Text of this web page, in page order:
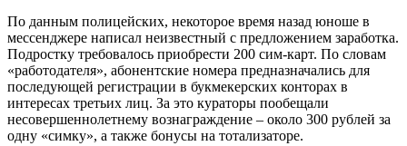
По данным полицейских, некоторое время назад юноше в
мессенджере написал неизвестный с предложением заработка.
Подростку требовалось приобрести 200 сим-карт. По словам
«работодателя», абонентские номера предназначались для
последующей регистрации в букмекерских конторах в
интересах третьих лиц. За это кураторы пообещали
несовершеннолетнему вознаграждение – около 300 рублей за
одну «симку», а также бонусы на тотализаторе.